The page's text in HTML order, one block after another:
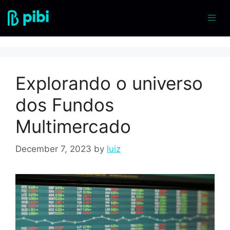
diversificação
Explorando o universo
dos Fundos
Multimercado
December 7, 2023 by luiz